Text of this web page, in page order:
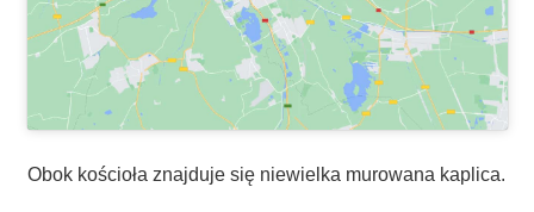
Obok kościoła znajduje się niewielka murowana kaplica.